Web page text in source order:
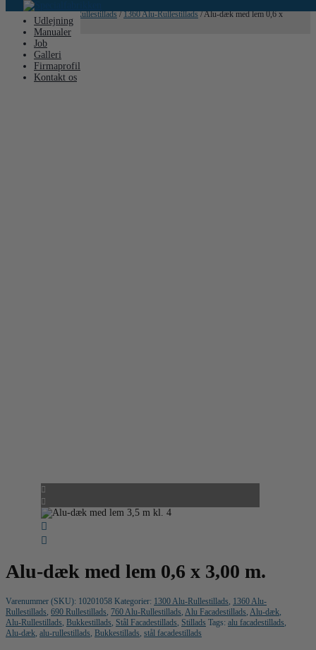
Udlejning
Manualer
Job
Galleri
Firmaprofil
Kontakt os
Hjem/Stillads/Alu-Rullestillads/1360 Alu-Rullestillads/ Alu-dæk med lem 0,6 x
3,00 m.
Alu-dæk med lem 0,6 x 3,00 m.
Varenummer (SKU): 10201058 Kategorier: 1300 Alu-Rullestillads 1360 Alu-
Rullestillads 690 Rullestillads 760 Alu-Rullestillads Alu Facadestillads Alu-dæk
Alu-Rullestillads Bukkestillads Stål Facadestillads Stillads Tags: alu facadestillads
Alu-dæk alu-rullestillads Bukkestillads stål facadestillads